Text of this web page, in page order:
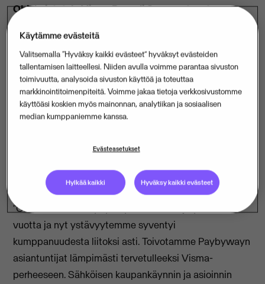
Ohjelmistotalo Visma Passeli Oy on ostanut
Yritys tunnetaan PayForm -ratkaisustaan, joka
mahdollistaa monipuoliset verkkokaupan
maksutavat.
Visma Passeli aloitti yhteistyön Paybywayn kanssa
vuonna 2017 mahdollistamalla verkkomaksamisen
yhteistyö on johtanut yrityskauppaan, missä Visma
Passeli ostaa Paybywayn liiketoiminnan. Kaupan
mukana Vismaan siirtyy neljä työntekijää.
“Olemme olleet Paybywayn asiakkaita jo yli kolme
vuotta ja nyt ystävyytemme syventyi
kumppanuudesta liitoksi asti. Toivotamme Paybywayn
asiantuntijat lämpimästi tervetulleeksi Visma-
perheeseen. Sähköisen kaupankäynnin ja asioinnin
Käytämme evästeitä
Valitsemalla “Hyväksy kaikki evästeet” hyväksyt evästeiden
tallentamisen laitteellesi. Niiden avulla voimme parantaa sivuston
toimivuutta, analysoida sivuston käyttöä ja toteuttaa
markkinointitoimenpiteitä. Voimme jakaa tietoja verkkosivustomme
käyttöäsi koskien myös mainonnan, analytiikan ja sosiaalisen
median kumppaniemme kanssa.
Evästeasetukset
Hylkää kaikki Hyväksy kaikki evästeet